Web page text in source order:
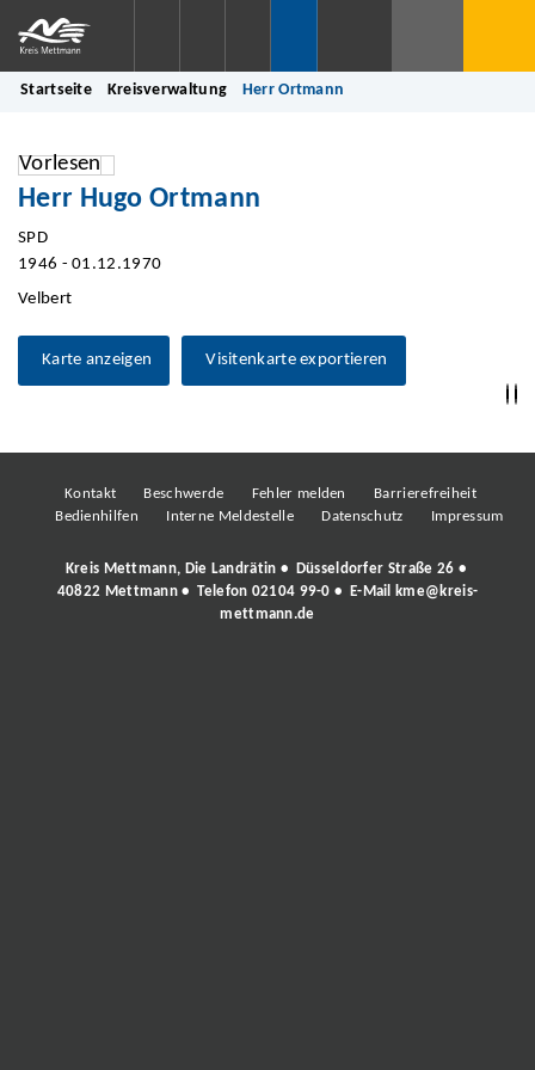
Startseite Kreisverwaltung Herr Ortmann
Vorlesen
Herr Hugo Ortmann
SPD
1946 - 01.12.1970
Velbert
Karte anzeigen Visitenkarte exportieren
Kontakt Beschwerde Fehler melden
Barrierefreiheit
Bedienhilfen
Interne Meldestelle Datenschutz Impressum
Kreis Mettmann, Die Landrätin • Düsseldorfer Straße 26 •
40822 Mettmann • Telefon 02104 99-0 • E-Mail
kme@kreis-
mettmann.de